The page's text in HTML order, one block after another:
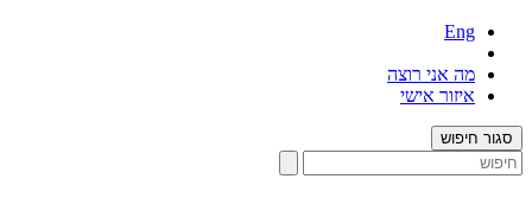
Eng
מה אני רוצה
איזור אישי
סגור חיפוש